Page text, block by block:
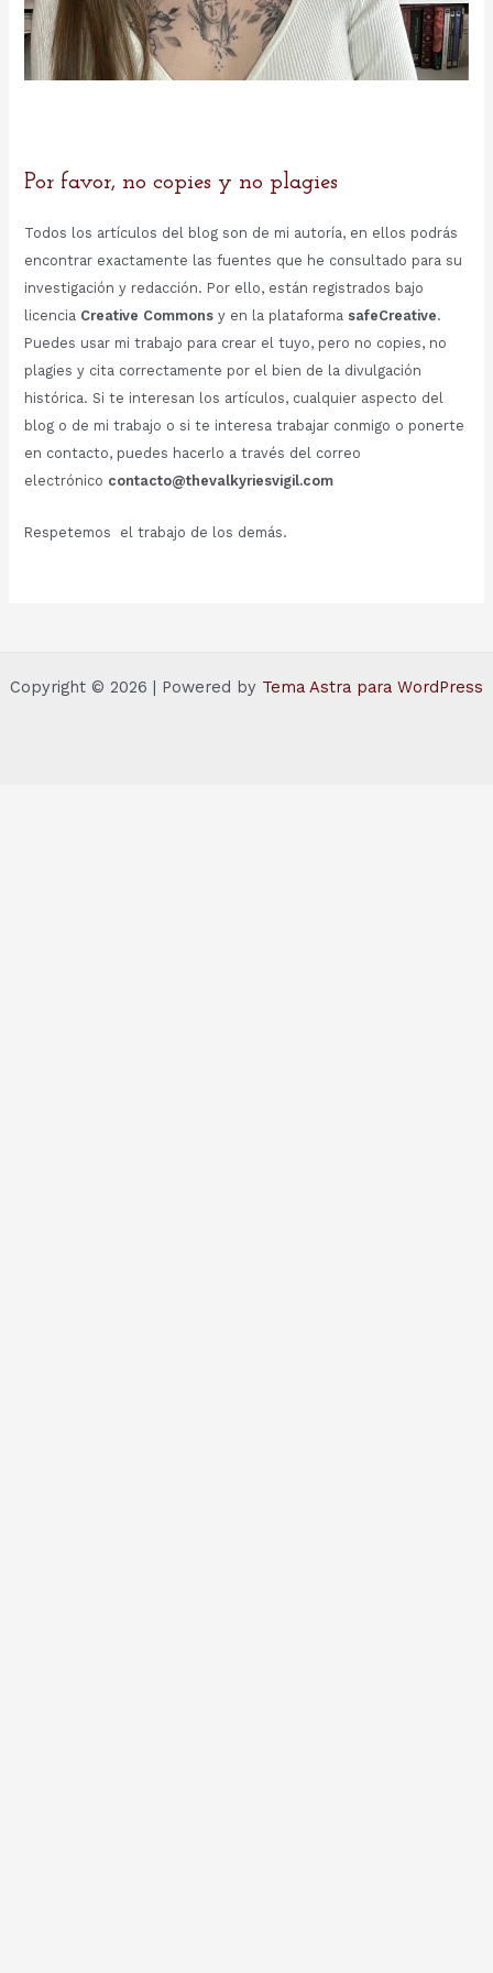
Por favor, no copies y no plagies
Todos los artículos del blog son de mi autoría, en ellos podrás
encontrar exactamente las fuentes que he consultado para su
investigación y redacción. Por ello, están registrados bajo
licencia Creative Commonsy en la plataforma safeCreative.
Puedes usar mi trabajo para crear el tuyo, pero no copies, no
plagies y cita correctamente por el bien de la divulgación
histórica. Si te interesan los artículos, cualquier aspecto del
blog o de mi trabajo o si te interesa trabajar conmigo o ponerte
en contacto, puedes hacerlo a través del correo
electrónico contacto@thevalkyriesvigil.com
Respetemos el trabajo de los demás.
Copyright © 2026 | Powered by Tema Astra para WordPress